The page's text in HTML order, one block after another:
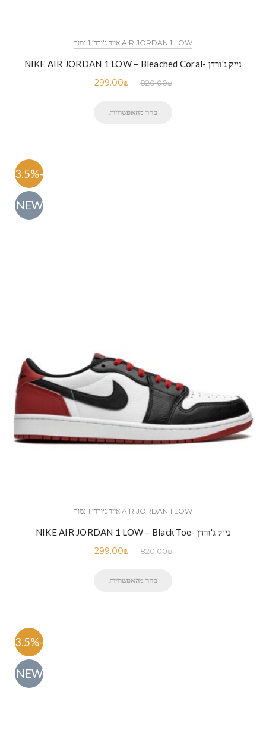
AIR JORDAN 1 LOW אייר ג'ורדן 1 נמוך
נייק ג'ורדן -NIKE AIR JORDAN 1 LOW – Bleached Coral
820.00₪
299.00₪
בחר מהאפשרויות
-63.5%
NEW
AIR JORDAN 1 LOW אייר ג'ורדן 1 נמוך
נייק ג'ורדן -NIKE AIR JORDAN 1 LOW – Black Toe
820.00₪
299.00₪
בחר מהאפשרויות
-63.5%
NEW